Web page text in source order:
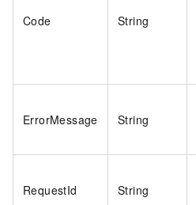
Code String
ErrorMessage String
RequestId String